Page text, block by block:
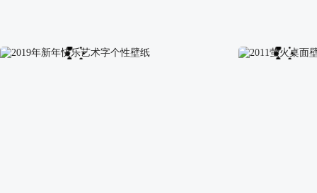
能量条 能量已加满 打人工电脑桌面壁纸 灰色桌面背景图